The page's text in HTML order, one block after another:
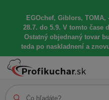
EGOchef, Giblors,
28.7. do 5.9. V tomto čase
Ostatný objednaný tovar
teda po naskladnení a